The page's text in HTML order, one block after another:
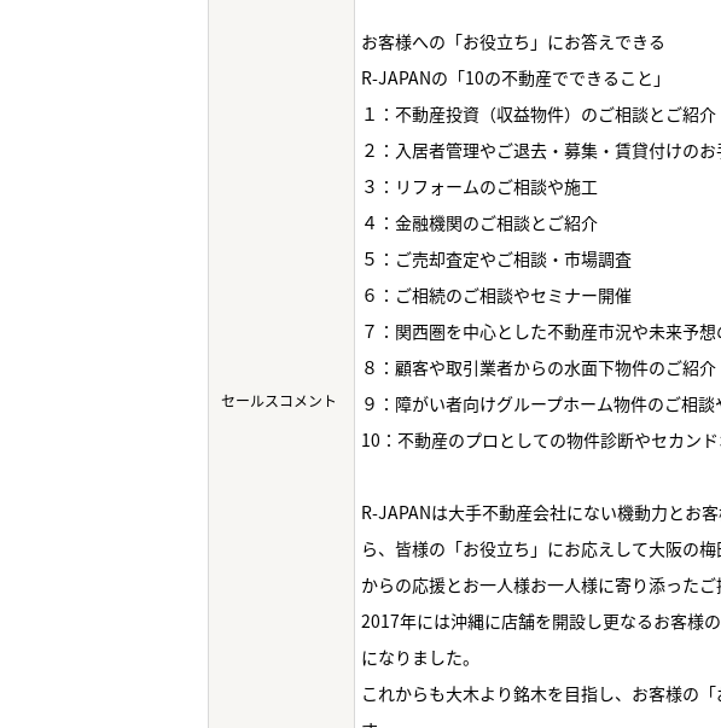
セールスコメント
お客様への「お役立ち」にお答えできる
R-JAPANの「10の不動産でできること」
１：不動産投資（収益物件）のご相談とご紹
２：入居者管理やご退去・募集・賃貸付けのお
３：リフォームのご相談や施工
４：金融機関のご相談とご紹介
５：ご売却査定やご相談・市場調査
６：ご相続のご相談やセミナー開催
７：関西圏を中心とした不動産市況や未来予
８：顧客や取引業者からの水面下物件のご紹介
９：障がい者向けグループホーム物件のご相
10：不動産のプロとしての物件診断やセカン
R-JAPANは大手不動産会社にない機動力とお
ら、皆様の「お役立ち」にお応えして大阪の
からの応援とお一人様お一人様に寄り添ったご
2017年には沖縄に店舗を開設し更なるお客様
になりました。
これからも大木より銘木を目指し、お客様の